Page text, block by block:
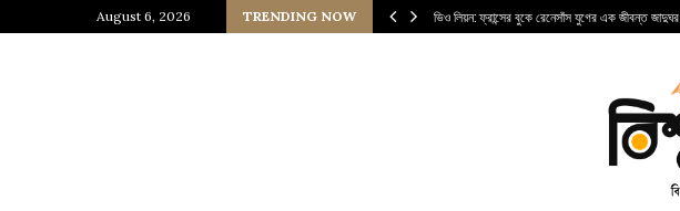
August 6, 2026 TRENDING NOW
জাপানি আধ্যাত্মিকতার ছোঁয়া ভিও লিয়ন: ফ্রান্সের বুকে রেনেসাঁস যুগের এক জীবন্ত জাদুঘর